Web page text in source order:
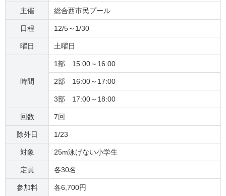
主催 総合西市民プール
日程 12/5～1/30
曜日 土曜日
時間
1部 15:00～16:00
2部 16:00～17:00
3部 17:00～18:00
回数 7回
除外日 1/23
対象 25m泳げない小学生
定員 各30名
参加料 各6,700円